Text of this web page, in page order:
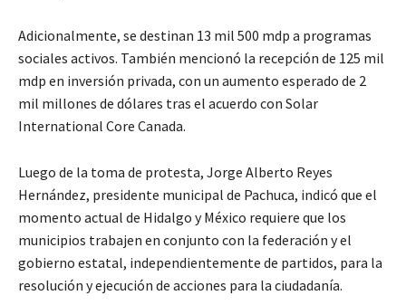
Adicionalmente, se destinan 13 mil 500 mdp a programas
sociales activos. También mencionó la recepción de 125 mil
mdp en inversión privada, con un aumento esperado de 2
mil millones de dólares tras el acuerdo con Solar
International Core Canada.
Luego de la toma de protesta, Jorge Alberto Reyes
Hernández, presidente municipal de Pachuca, indicó que el
momento actual de Hidalgo y México requiere que los
municipios trabajen en conjunto con la federación y el
gobierno estatal, independientemente de partidos, para la
resolución y ejecución de acciones para la ciudadanía.